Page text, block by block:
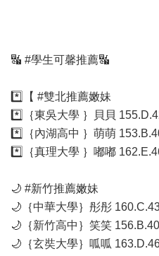
🔣 #學生可馨推薦🔣
*️⃣【 #雙北推薦嫩妹
*️⃣｛東吳大學 ｝貝貝
*️⃣｛內湖高中 ｝萌萌
*️⃣｛真理大學 ｝嘟嘟
🌙 #新竹推薦嫩妹
🌙｛中華大學｝彤彤
🌙｛新竹高中｝笑笑
🌙｛玄奘大學｝呱呱